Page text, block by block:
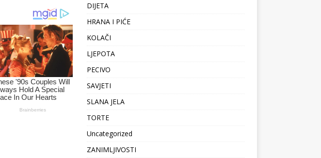
DIJETA
HRANA I PIĆE
KOLAČI
LJEPOTA
PECIVO
SAVJETI
SLANA JELA
TORTE
Uncategorized
ZANIMLJIVOSTI